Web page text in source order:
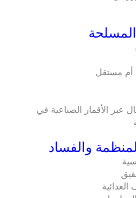
مستقل
عبر الأقمار الصناعية في
والفساد
العدائية